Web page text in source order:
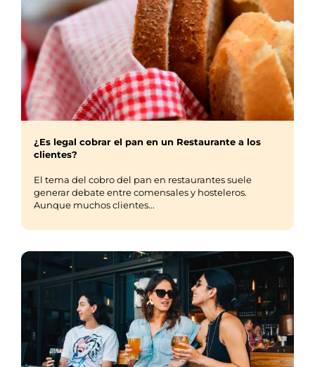
¿Es legal cobrar el pan en un Restaurante a los
clientes?
El tema del cobro del pan en restaurantes suele
generar debate entre comensales y hosteleros.
Aunque muchos clientes...